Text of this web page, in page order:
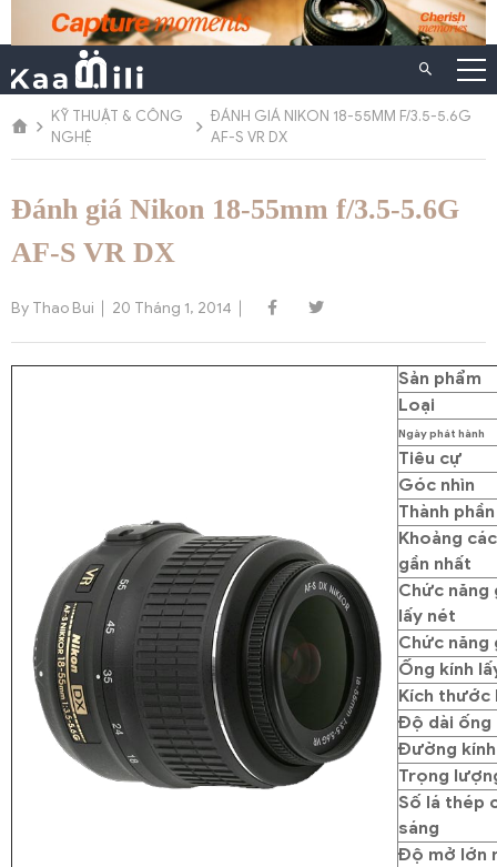
Chuyển
dung
KỸ THUẬT & CÔNG
NGHỆ
ĐÁNH GIÁ NIKON 18-55MM F/3.5-5.6G
AF-S VR DX
Đánh giá Nikon 18-55mm f/3.5-5.6G
AF-S VR DX
By Thao Bui 20 Tháng 1, 2014
Sản phẩm
Loại
Ngày phát hành
Tiêu cự
Góc nhìn
Thành
Khoảng
gần nhất
Chức năng
lấy nét
Chức năng
Ống kính
Kích thước
Độ dài ống
Đường
Trọng
Số lá thép
sáng
Độ mở lớn